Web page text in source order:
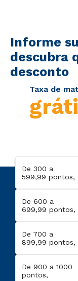
Informe
descubra
desconto
Taxa de
De 300 a
599,99 pontos,
De 600 a
699,99 pontos,
De 700 a
899,99 pontos,
De 900 a 1000
pontos,